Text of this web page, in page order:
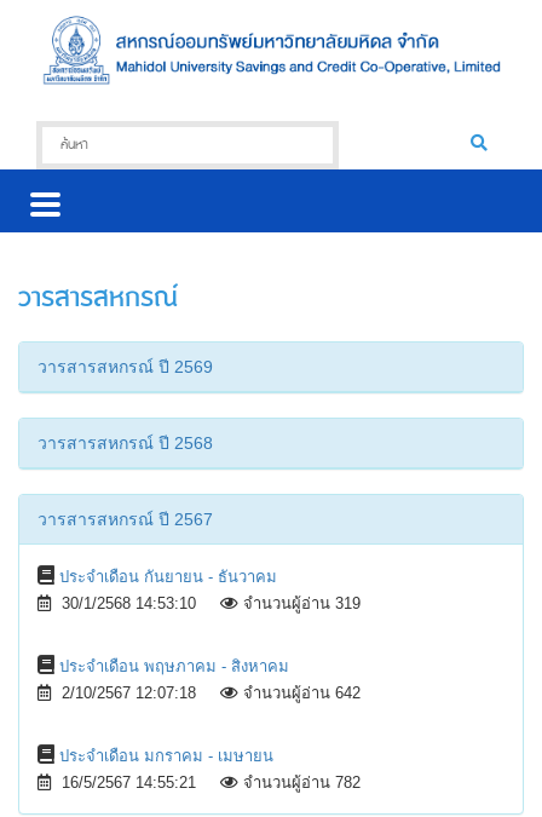
วารสารสหกรณ์
วารสารสหกรณ์ ปี 2569
วารสารสหกรณ์ ปี 2568
วารสารสหกรณ์ ปี 2567
ประจำเดือน กันยายน - ธันวาคม
30/1/2568 14:53:10
จำนวนผู้อ่าน 319
ประจำเดือน พฤษภาคม - สิงหาคม
2/10/2567 12:07:18
จำนวนผู้อ่าน 642
ประจำเดือน มกราคม - เมษายน
16/5/2567 14:55:21
จำนวนผู้อ่าน 782